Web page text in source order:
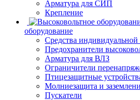
Арматура для СИП
Крепление
оборудование
Средства
Предохранители
Арматура для ВЛЗ
Ограничители
Птицезащитные
Молниезащита и
Пускатели